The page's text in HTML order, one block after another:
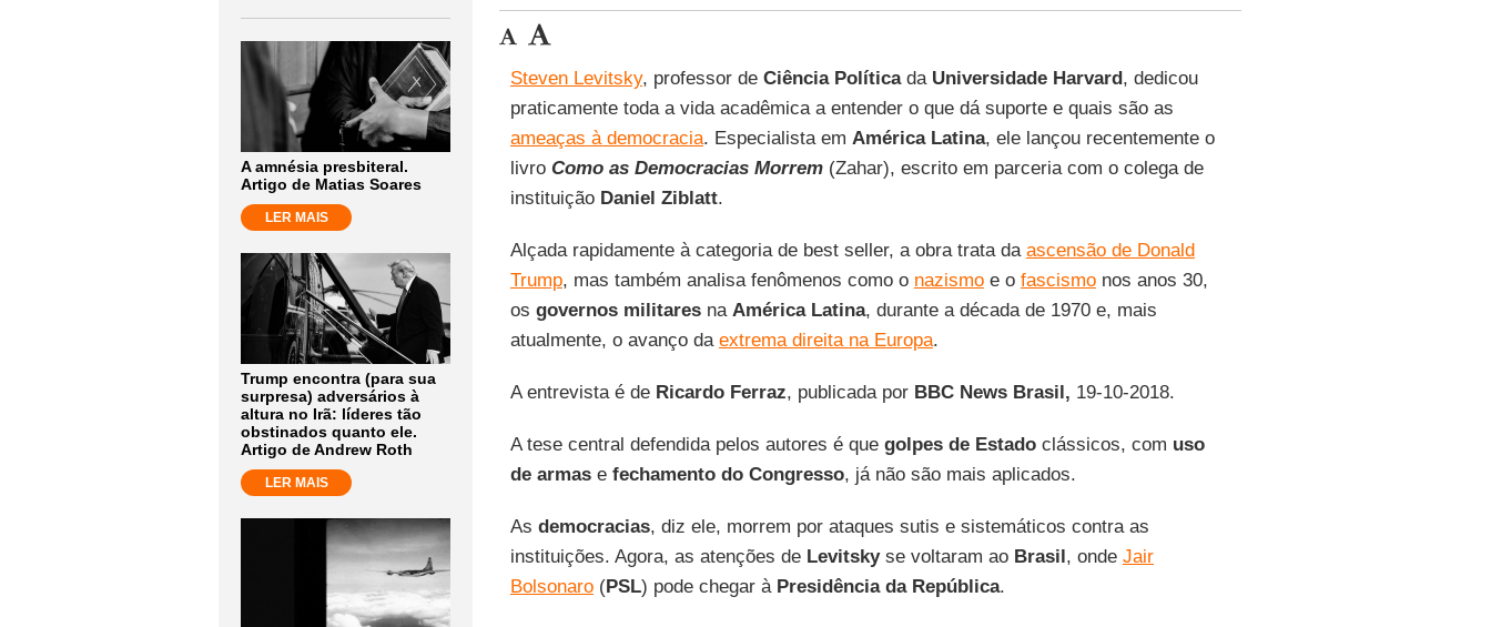
A amnésia presbiteral.
Artigo de Matias Soares
LER MAIS
Trump encontra (para sua
surpresa) adversários à
altura no Irã: líderes tão
obstinados quanto ele.
Artigo de Andrew Roth
LER MAIS
Steven Levitsky, professor de Ciência Políticada Universidade Harvard, dedicou
praticamente toda a vida acadêmica a entender o que dá suporte e quais são as
ameaças à democracia. Especialista em América Latina, ele lançou recentemente o
livro Como as Democracias Morrem(Zahar), escrito em parceria com o colega de
instituição Daniel Ziblatt.
Alçada rapidamente à categoria de best seller, a obra trata da ascensão de Donald
Trump, mas também analisa fenômenos como o nazismoe o fascismonos anos 30,
os governos militaresna América Latina, durante a década de 1970 e, mais
atualmente, o avanço da extrema direita na Europa.
A entrevista é de Ricardo Ferraz, publicada por BBC News Brasil, 19-10-2018.
A tese central defendida pelos autores é que golpes de Estadoclássicos, com uso
de armase fechamento do Congresso, já não são mais aplicados.
As democracias, diz ele, morrem por ataques sutis e sistemáticos contra as
instituições. Agora, as atenções de Levitskyse voltaram ao Brasil, onde Jair
Bolsonaro(PSL) pode chegar à Presidência da República.